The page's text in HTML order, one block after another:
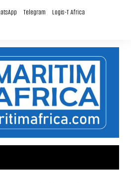
Telegram Logis-T Africa